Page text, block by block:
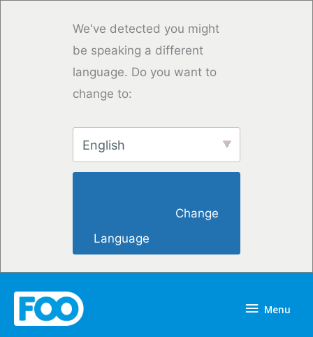
We've detected you might
be speaking a different
language. Do you want to
change to:
English
Language
Menu